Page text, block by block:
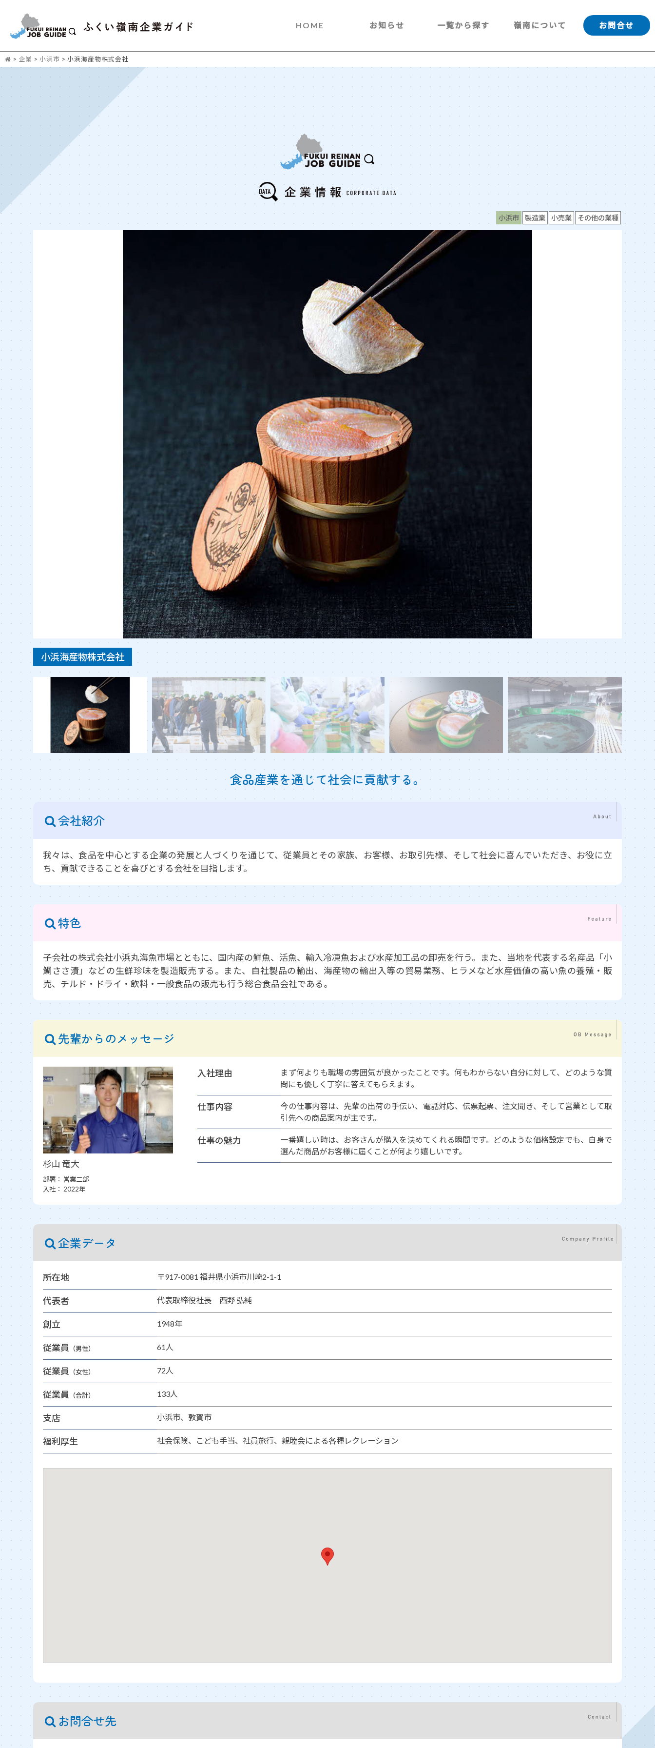
HOME お知らせ 一覧から探す 嶺南について お問合せ
> 企業 > 小浜市 > 小浜海産物株式会社
小浜市 製造業 小売業 その他の業種
小浜海産物株式会社
食品産業を通じて社会に貢献する。
会社紹介
我々は、食品を中心とする企業の発展と人づくりを通じて、従業員とその家族、お客様、お取引先様、そして社会に喜んでいただき、お役に立
ち、貢献できることを喜びとする会社を目指します。
特色
子会社の株式会社小浜丸海魚市場とともに、国内産の鮮魚、活魚、輸入冷凍魚および水産加工品の卸売を行う。また、当地を代表する名産品「小
鯛ささ漬」などの生鮮珍味を製造販売する。また、自社製品の輸出、海産物の輸出入等の貿易業務、ヒラメなど水産価値の高い魚の養殖・販
売、チルド・ドライ・飲料・一般食品の販売も行う総合食品会社である。
先輩からのメッセージ
杉山 竜大
部署： 営業二部
入社： 2022年
入社理由
まず何よりも職場の雰囲気が良かったことです。何もわからない自分に対して、どのような質
問にも優しく丁寧に答えてもらえます。
仕事内容
今の仕事内容は、先輩の出荷の手伝い、電話対応、伝票起票、注文聞き、そして営業として取
引先への商品案内が主です。
仕事の魅力
一番嬉しい時は、お客さんが購入を決めてくれる瞬間です。どのような価格設定でも、自身で
選んだ商品がお客様に届くことが何より嬉しいです。
企業データ
所在地 〒917-0081 福井県小浜市川崎2-1-1
代表者 代表取締役社長 西野 弘純
創立 1948年
従業員 （男性） 61人
従業員 （女性） 72人
従業員 （合計） 133人
支店 小浜市、敦賀市
福利厚生 社会保険、こども手当、社員旅行、親睦会による各種レクレーション
お問合せ先